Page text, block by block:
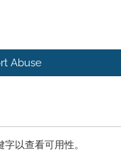
Abuse
以查看可用性。